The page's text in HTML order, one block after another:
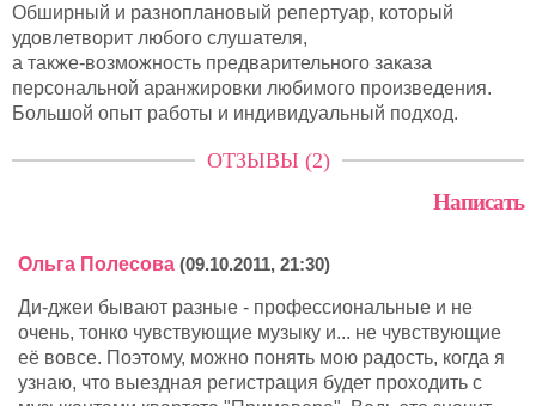
Обширный и разноплановый репертуар, который
удовлетворит любого слушателя,
а также-возможность предварительного заказа
персональной аранжировки любимого произведения.
Большой опыт работы и индивидуальный подход.
ОТЗЫВЫ (2)
Написать
Ольга Полесова (09.10.2011, 21:30)
Ди-джеи бывают разные - профессиональные и не
очень, тонко чувствующие музыку и... не чувствующие
её вовсе. Поэтому, можно понять мою радость, когда я
узнаю, что выездная регистрация будет проходить с